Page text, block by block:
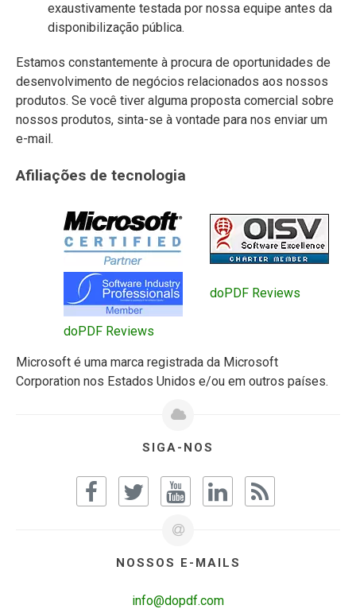
exaustivamente testada por nossa equipe antes da
disponibilização pública.
Estamos constantemente à procura de oportunidades de
desenvolvimento de negócios relacionados aos nossos
produtos. Se você tiver alguma proposta comercial sobre
nossos produtos, sinta-se à vontade para nos enviar um
e-mail.
Afiliações de tecnologia
doPDF Reviews
doPDF Reviews
Microsoft é uma marca registrada da Microsoft
Corporation nos Estados Unidos e/ou em outros países.
SIGA-NOS
NOSSOS E-MAILS
info@dopdf.com